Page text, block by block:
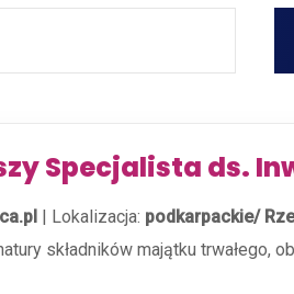
Specjalista ds.
| Lokalizacja: podkarpackie/
składników majątku trwałego,